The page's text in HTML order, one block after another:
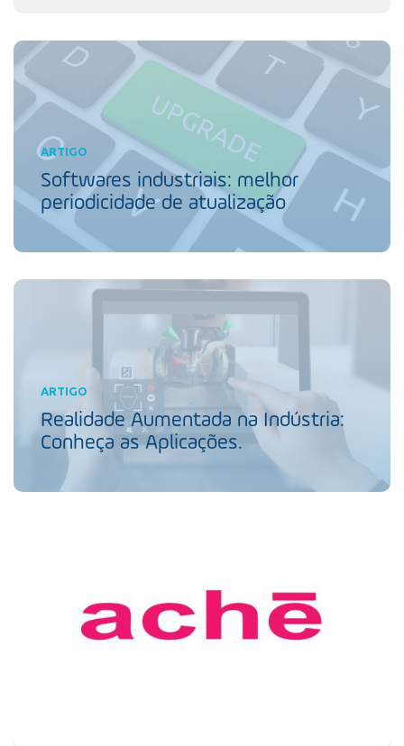
ARTIGO
Softwares industriais: melhor
periodicidade de atualização
ARTIGO
Realidade Aumentada na Indústria:
Conheça as Aplicações.